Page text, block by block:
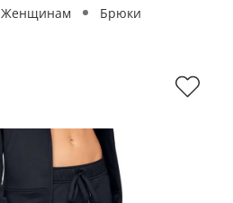
Женщинам Брюки